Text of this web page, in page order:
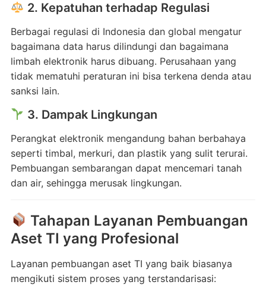
2. Kepatuhan terhadap Regulasi
Berbagai regulasi di Indonesia dan global mengatur
bagaimana data harus dilindungi dan bagaimana
limbah elektronik harus dibuang. Perusahaan yang
tidak mematuhi peraturan ini bisa terkena denda atau
sanksi lain.
3. Dampak Lingkungan
Perangkat elektronik mengandung bahan berbahaya
seperti timbal, merkuri, dan plastik yang sulit terurai.
Pembuangan sembarangan dapat mencemari tanah
dan air, sehingga merusak lingkungan.
Tahapan Layanan Pembuangan
Aset TI yang Profesional
Layanan pembuangan aset TI yang baik biasanya
mengikuti sistem proses yang terstandarisasi: